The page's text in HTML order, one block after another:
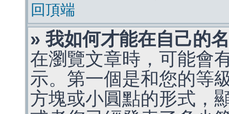
回頂端
» 我如何才能在自己的
在瀏覽文章時，可能會
示。第一個是和您的等
方塊或小圓點的形式，